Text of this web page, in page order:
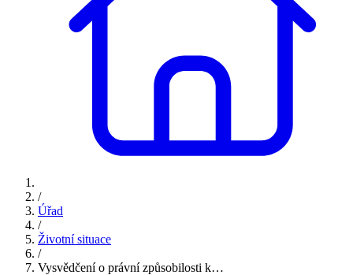
/
Úřad
/
Životní situace
/
Vysvědčení o právní způsobilosti k…